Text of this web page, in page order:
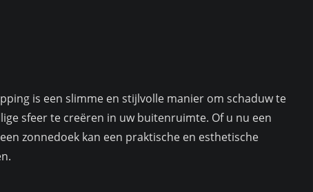
is een slimme en stijlvolle manier om schaduw te
sfeer te creëren in uw buitenruimte. Of u nu een
zonnedoek kan een praktische en esthetische